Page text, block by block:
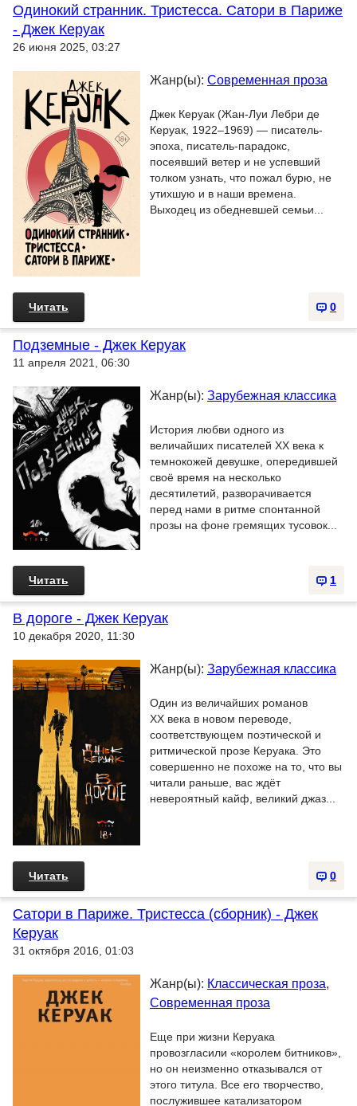
Одинокий странник. Тристесса. Сатори в Париже
- Джек Керуак
26 июня 2025, 03:27
Жанр(ы): Современная проза
Джек Керуак (Жан-Луи Лебри де
Керуак, 1922–1969) — писатель-
эпоха, писатель-парадокс,
посеявший ветер и не успевший
толком узнать, что пожал бурю, не
утихшую и в наши времена.
Выходец из обедневшей семьи...
0
Читать
Подземные - Джек Керуак
11 апреля 2021, 06:30
Жанр(ы): Зарубежная классика
История любви одного из
величайших писателей ХХ века к
темнокожей девушке, опередившей
своё время на несколько
десятилетий, разворачивается
перед нами в ритме спонтанной
прозы на фоне гремящих тусовок...
1
Читать
В дороге - Джек Керуак
10 декабря 2020, 11:30
Жанр(ы): Зарубежная классика
Один из величайших романов
XX века в новом переводе,
соответствующем поэтической и
ритмической прозе Керуака. Это
совершенно не похоже на то, что вы
читали раньше, вас ждёт
невероятный кайф, великий джаз...
0
Читать
Сатори в Париже. Тристесса (сборник) - Джек
Керуак
31 октября 2016, 01:03
Жанр(ы): Классическая проза,
Современная проза
Еще при жизни Керуака
провозгласили «королем битников»,
но он неизменно отказывался от
этого титула. Все его творчество,
послужившее катализатором